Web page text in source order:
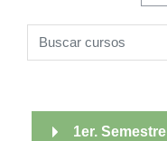
Buscar cursos
1er. Semestre